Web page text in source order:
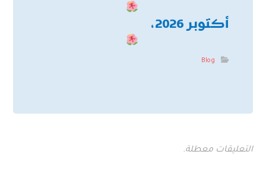
أكتوبر 2026،
Blog
التعليقات معطلة.